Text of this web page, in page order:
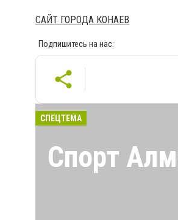
САЙТ ГОРОДА КОНАЕВ
Подпишитесь на нас:
СПЕЦТЕМА
Спорт